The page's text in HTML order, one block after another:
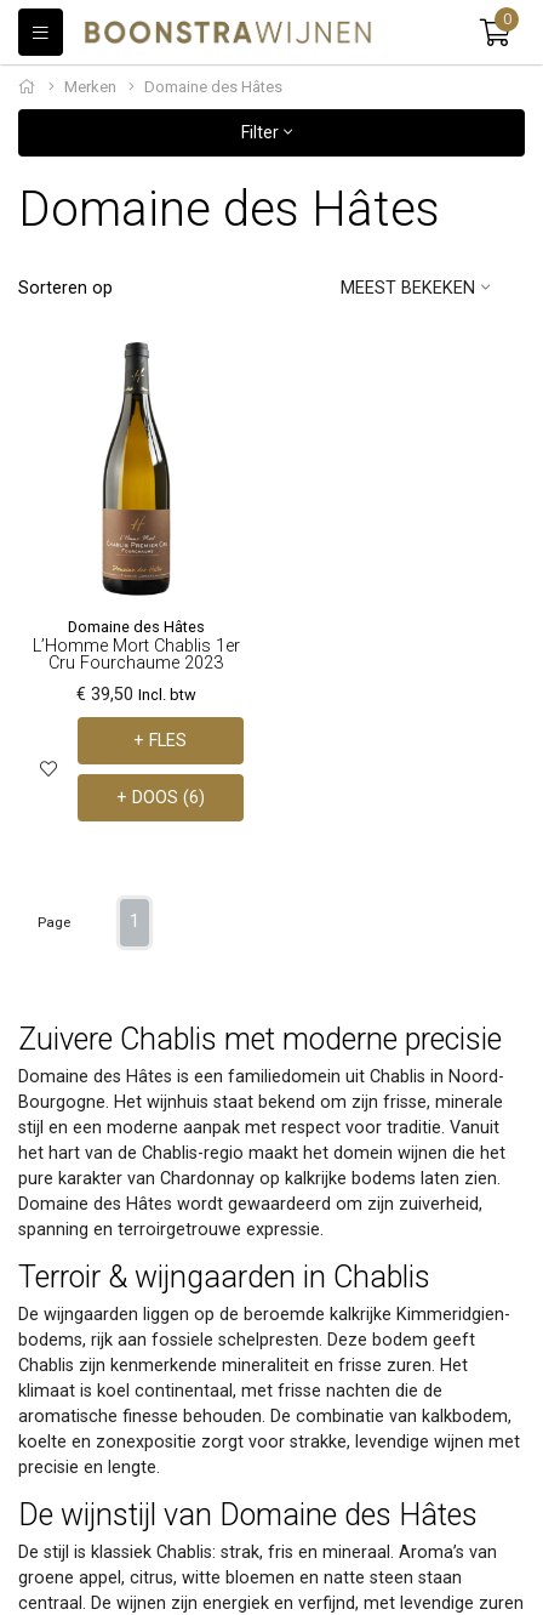
0
Merken Domaine des Hâtes
Filter
Domaine des Hâtes
Sorteren op MEEST BEKEKEN
Domaine des Hâtes
L’Homme Mort Chablis 1er
Cru Fourchaume 2023
€ 39,50 Incl. btw
+ FLES
+ DOOS (6)
Page 1
Zuivere Chablis met moderne precisie
Domaine des Hâtes is een familiedomein uit Chablis in Noord-
Bourgogne. Het wijnhuis staat bekend om zijn frisse, minerale
stijl en een moderne aanpak met respect voor traditie. Vanuit
het hart van de Chablis-regio maakt het domein wijnen die het
pure karakter van Chardonnay op kalkrijke bodems laten zien.
Domaine des Hâtes wordt gewaardeerd om zijn zuiverheid,
spanning en terroirgetrouwe expressie.
Terroir & wijngaarden in Chablis
De wijngaarden liggen op de beroemde kalkrijke Kimmeridgien-
bodems, rijk aan fossiele schelpresten. Deze bodem geeft
Chablis zijn kenmerkende mineraliteit en frisse zuren. Het
klimaat is koel continentaal, met frisse nachten die de
aromatische finesse behouden. De combinatie van kalkbodem,
koelte en zonexpositie zorgt voor strakke, levendige wijnen met
precisie en lengte.
De wijnstijl van Domaine des Hâtes
De stijl is klassiek Chablis: strak, fris en mineraal. Aroma’s van
groene appel, citrus, witte bloemen en natte steen staan
centraal. De wijnen zijn energiek en verfijnd, met levendige zuren